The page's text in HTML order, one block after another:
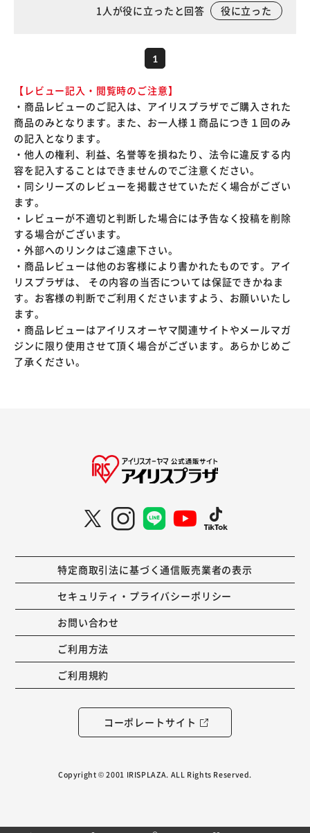
1人が役に立ったと回答 役に立った
1
【レビュー記入・閲覧時のご注意】
・商品レビューのご記入は、アイリスプラザでご購入された
商品のみとなります。また、お一人様１商品につき１回のみ
の記入となります。
・他人の権利、利益、名誉等を損ねたり、法令に違反する内
容を記入することはできませんのでご注意ください。
・同シリーズのレビューを掲載させていただく場合がござい
ます。
・レビューが不適切と判断した場合には予告なく投稿を削除
する場合がございます。
・外部へのリンクはご遠慮下さい。
・商品レビューは他のお客様により書かれたものです。アイ
リスプラザは、 その内容の当否については保証できかねま
す。お客様の判断でご利用くださいますよう、お願いいたし
ます。
・商品レビューはアイリスオーヤマ関連サイトやメールマガ
ジンに限り使用させて頂く場合がございます。あらかじめご
了承ください。
特定商取引法に基づく通信販売業者の表示
セキュリティ・プライバシーポリシー
お問い合わせ
ご利用方法
ご利用規約
コーポレートサイト
Copyright © 2001 IRISPLAZA. ALL Rights Reserved.